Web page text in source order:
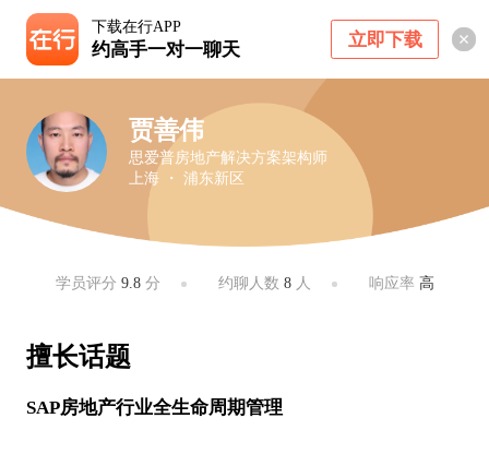
下载在行APP
约高手一对一聊天 立即下载
贾善伟
思爱普房地产解决方案架构师
上海 ・ 浦东新区
学员评分 9.8分 约聊人数 8人 响应率 高
擅长话题
SAP房地产行业全生命周期管理